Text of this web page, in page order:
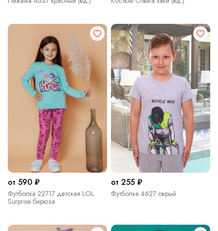
от 590 ₽
Футболка 22717 детская LOL
Surprise бирюза
от 255 ₽
Футболка 4627 серый